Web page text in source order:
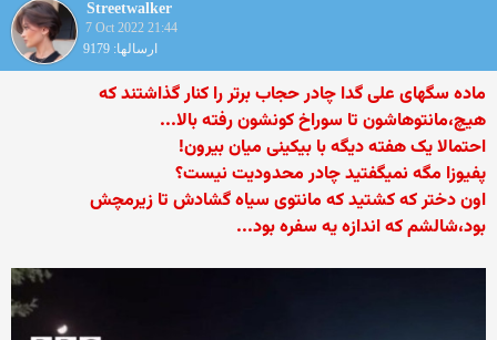
Streetwalker
7 Oct 2022 21:44
ارسالها: 9179
ماده سگهای علی گدا چادر حجاب برتر را کنار گذاشتند که
هیچ،مانتوهاشون تا سوراخ کونشون رفته بالا...
احتمالا یک هفته دیگه با بیکینی میان بیرون!
پفیوزا مگه نمیگفتید چادر محدودیت نیست؟
اون دختر که کشتید که مانتوی سیاه گشادش تا زیرمچش
بود،شالشم که اندازه یه سفره بود...